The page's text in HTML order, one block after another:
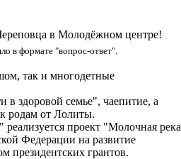
в Молодёжном центре!
в формате "вопрос-ответ".
так и многодетные
здоровой семье", чаепитие, а
родам от Лолиты.
проект "Молочная река
Федерации на развитие
президентских грантов.